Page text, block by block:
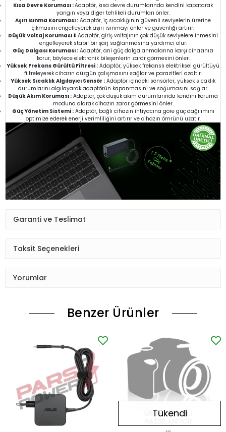
Kısa Devre Koruması :Adaptör, kısa devre durumlarında kendini kapatarak
yangın veya diğer tehlikeli durumları önler.
Aşırı Isınma Koruması : Adaptör, iç sıcaklığının güvenli seviyelerin üzerine
çıkmasını engelleyerek aşırı ısınmayı önler ve güvenliği artırır.
Düşük Voltaj Koruması ⬇️ Adaptör, giriş voltajının çok düşük seviyelere inmesini
engelleyerek stabil bir şarj sağlanmasına yardımcı olur.
Güç Dalgası Koruması : Adaptör, ani güç dalgalanmalarına karşı cihazınızı
korur, böylece elektronik bileşenlerin zarar görmesini önler.
Yüksek Frekans Gürültü Filtresi :Adaptör, yüksek frekanslı elektriksel gürültüyü
filtreleyerek cihazın düzgün çalışmasını sağlar ve parazitleri azaltır.
Yüksek Sıcaklık Algılayıcı Sensör :Adaptör içindeki sensörler, yüksek sıcaklık
durumlarını algılayarak adaptörün kapanmasını ve soğumasını sağlar.
Düşük Akım Koruması : Adaptör, çok düşük akım durumlarında kendini koruma
moduna alarak cihazın zarar görmesini önler.
Güç Yönetim Sistemi :Adaptör, bağlı cihazın ihtiyacına göre güç dağılımını
optimize ederek enerji verimliliğini artırır ve cihazın ömrünü uzatır.
Garanti ve Teslimat
Taksit Seçenekleri
Yorumlar
Benzer Ürünler
Tükendi